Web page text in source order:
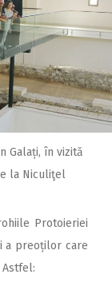
Galați, în vizită
la Niculiţel
Protoieriei
a preoților care